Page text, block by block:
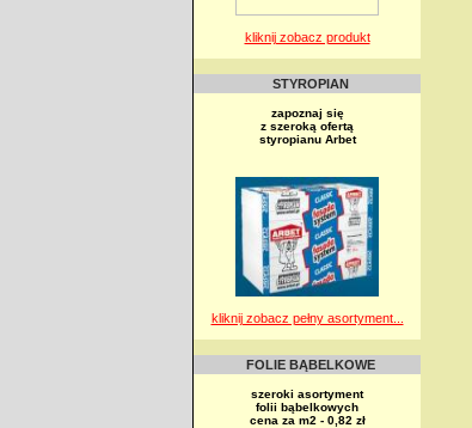
kliknij zobacz produkt
STYROPIAN
zapoznaj się
z szeroką ofertą
styropianu Arbet
kliknij zobacz pełny asortyment...
FOLIE BĄBELKOWE
szeroki asortyment
folii bąbelkowych
cena za m2 - 0,82 zł